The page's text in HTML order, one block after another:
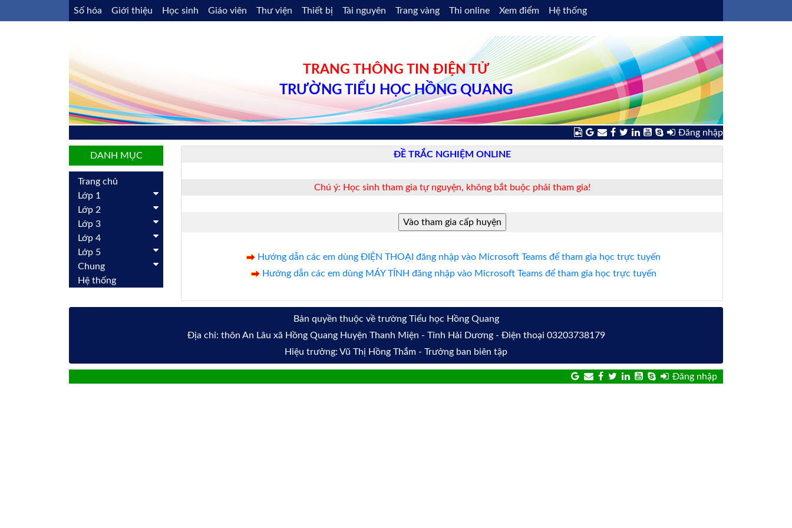
Số hóa Giới thiệu Học sinh Giáo viên Thư viện Thiết bị Tài nguyên Trang vàng Thi online Xem điểm Hệ thống
TRANG THÔNG TIN ĐIỆN TỬ
TRƯỜNG TIỂU HỌC HỒNG QUANG
Đăng nhập
DANH MỤC
Trang chủ
Lớp 1
Lớp 2
Lớp 3
Lớp 4
Lớp 5
Chung
Hệ thống
ĐỀ TRẮC NGHIỆM ONLINE
Chú ý: Học sinh tham gia tự nguyện, không bắt buộc phải tham gia!
Hướng dẫn các em dùng ĐIỆN THOẠI đăng nhập vào Microsoft Teams để tham gia học trực tuyến
Hướng dẫn các em dùng MÁY TÍNH đăng nhập vào Microsoft Teams để tham gia học trực tuyến
Bản quyền thuộc về trường Tiểu học Hồng Quang
Địa chỉ: thôn An Lâu xã Hồng Quang Huyện Thanh Miện - Tỉnh Hải Dương - Điện thoại 03203738179
Hiệu trưởng: Vũ Thị Hồng Thắm - Trưởng ban biên tập
Đăng nhập